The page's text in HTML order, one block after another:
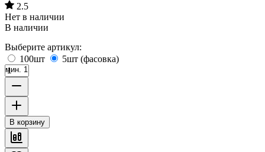
2.5
Нет в наличии
В наличии
Выберите артикул:
100шт
5шт (фасовка)
мин. 1
В корзину